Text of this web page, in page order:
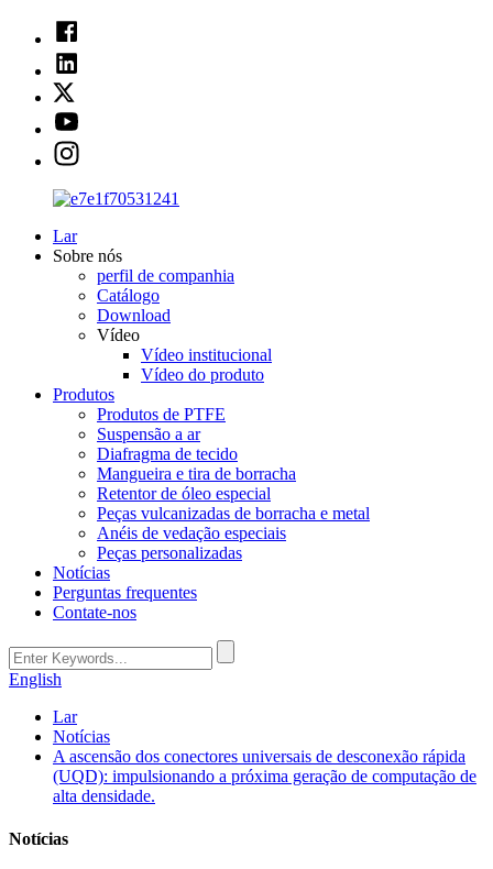
Lar
Sobre nós
perfil de companhia
Catálogo
Download
Vídeo
Vídeo institucional
Vídeo do produto
Produtos
Produtos de PTFE
Suspensão a ar
Diafragma de tecido
Mangueira e tira de borracha
Retentor de óleo especial
Peças vulcanizadas de borracha e metal
Anéis de vedação especiais
Peças personalizadas
Notícias
Perguntas frequentes
Contate-nos
English
Lar
Notícias
A ascensão dos conectores universais de desconexão rápida
(UQD): impulsionando a próxima geração de computação de
alta densidade.
Notícias